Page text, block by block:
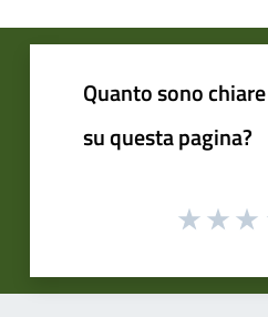
Quanto sono
su questa pagina?